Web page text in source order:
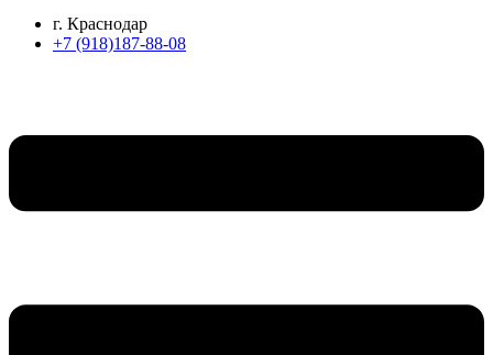
г. Краснодар
+7 (918)187-88-08